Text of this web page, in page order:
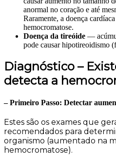
anormal no coração e até
Raramente, a doença
hemocromatose.
Doença da tireóide —
pode causar hipotireoidismo
Diagnóstico –
detecta a
– Primeiro Passo: Detectar
Estes são os exames que
recomendados para
organismo (aumentado na
hemocromatose).